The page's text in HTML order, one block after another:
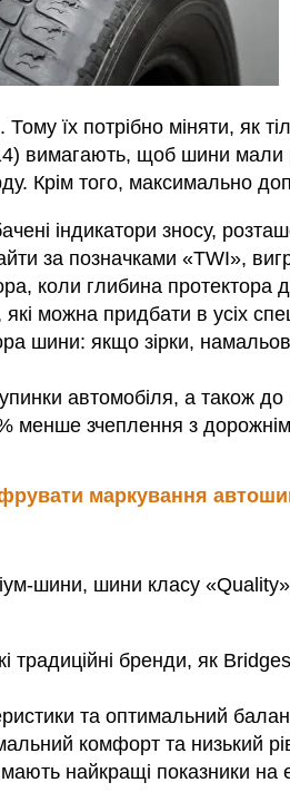
їх потрібно міняти, як
вимагають, щоб шини
Крім того, максимально
індикатори зносу,
за позначками «TWI»,
коли глибина протектора
можна придбати в усіх
шини: якщо зірки,
автомобіля, а також
менше зчеплення з
маркування
шини, шини класу
традиційні бренди, як
та оптимальний
комфорт та
найкращі показники на